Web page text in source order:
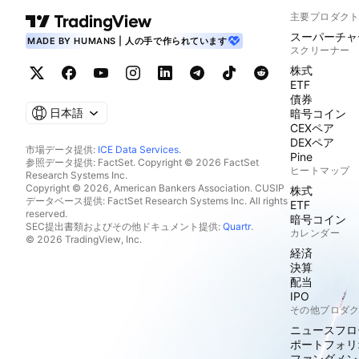
MADE BY HUMANS | 人の手で作られています
日本語
市場データ提供: ICE Data Services.
参照データ提供: FactSet. Copyright © 2026 FactSet
Research Systems Inc.
Copyright © 2026, American Bankers Association. CUSIP
データベース提供: FactSet Research Systems Inc. All rights
reserved.
SEC提出書類およびその他ドキュメント提供: Quartr.
© 2026 TradingView, Inc.
主要プロダクト
スーパーチ
スクリーナー
株式
ETF
債券
暗号コイン
CEXペア
DEXペア
Pine
ヒートマップ
株式
ETF
暗号コイン
カレンダー
経済
決算
配当
IPO
その他プロダ
ニュースフ
ポートフォ